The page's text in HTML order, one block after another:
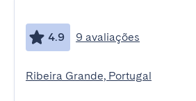
4.9 9 avaliações
Ribeira Grande, Portugal